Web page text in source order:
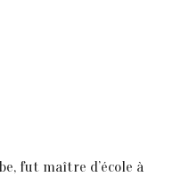
fut maître d’école à